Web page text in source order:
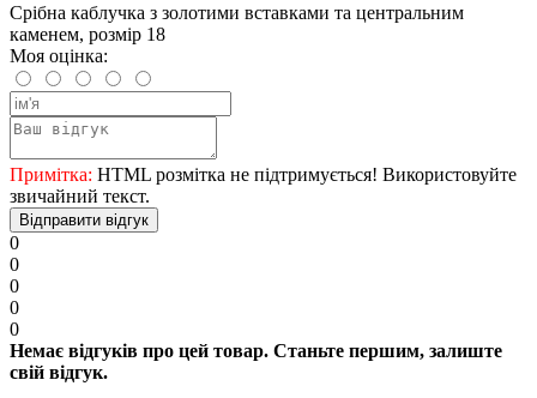
Срібна каблучка з золотими вставками та центральним
каменем, розмір 18
Моя оцінка:
Примітка: HTML розмітка не підтримується! Використовуйте
звичайний текст.
Відправити відгук
0
0
0
0
0
Немає відгуків про цей товар. Станьте першим, залиште
свій відгук.